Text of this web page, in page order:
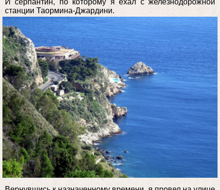
станции Таормина-Джардини.